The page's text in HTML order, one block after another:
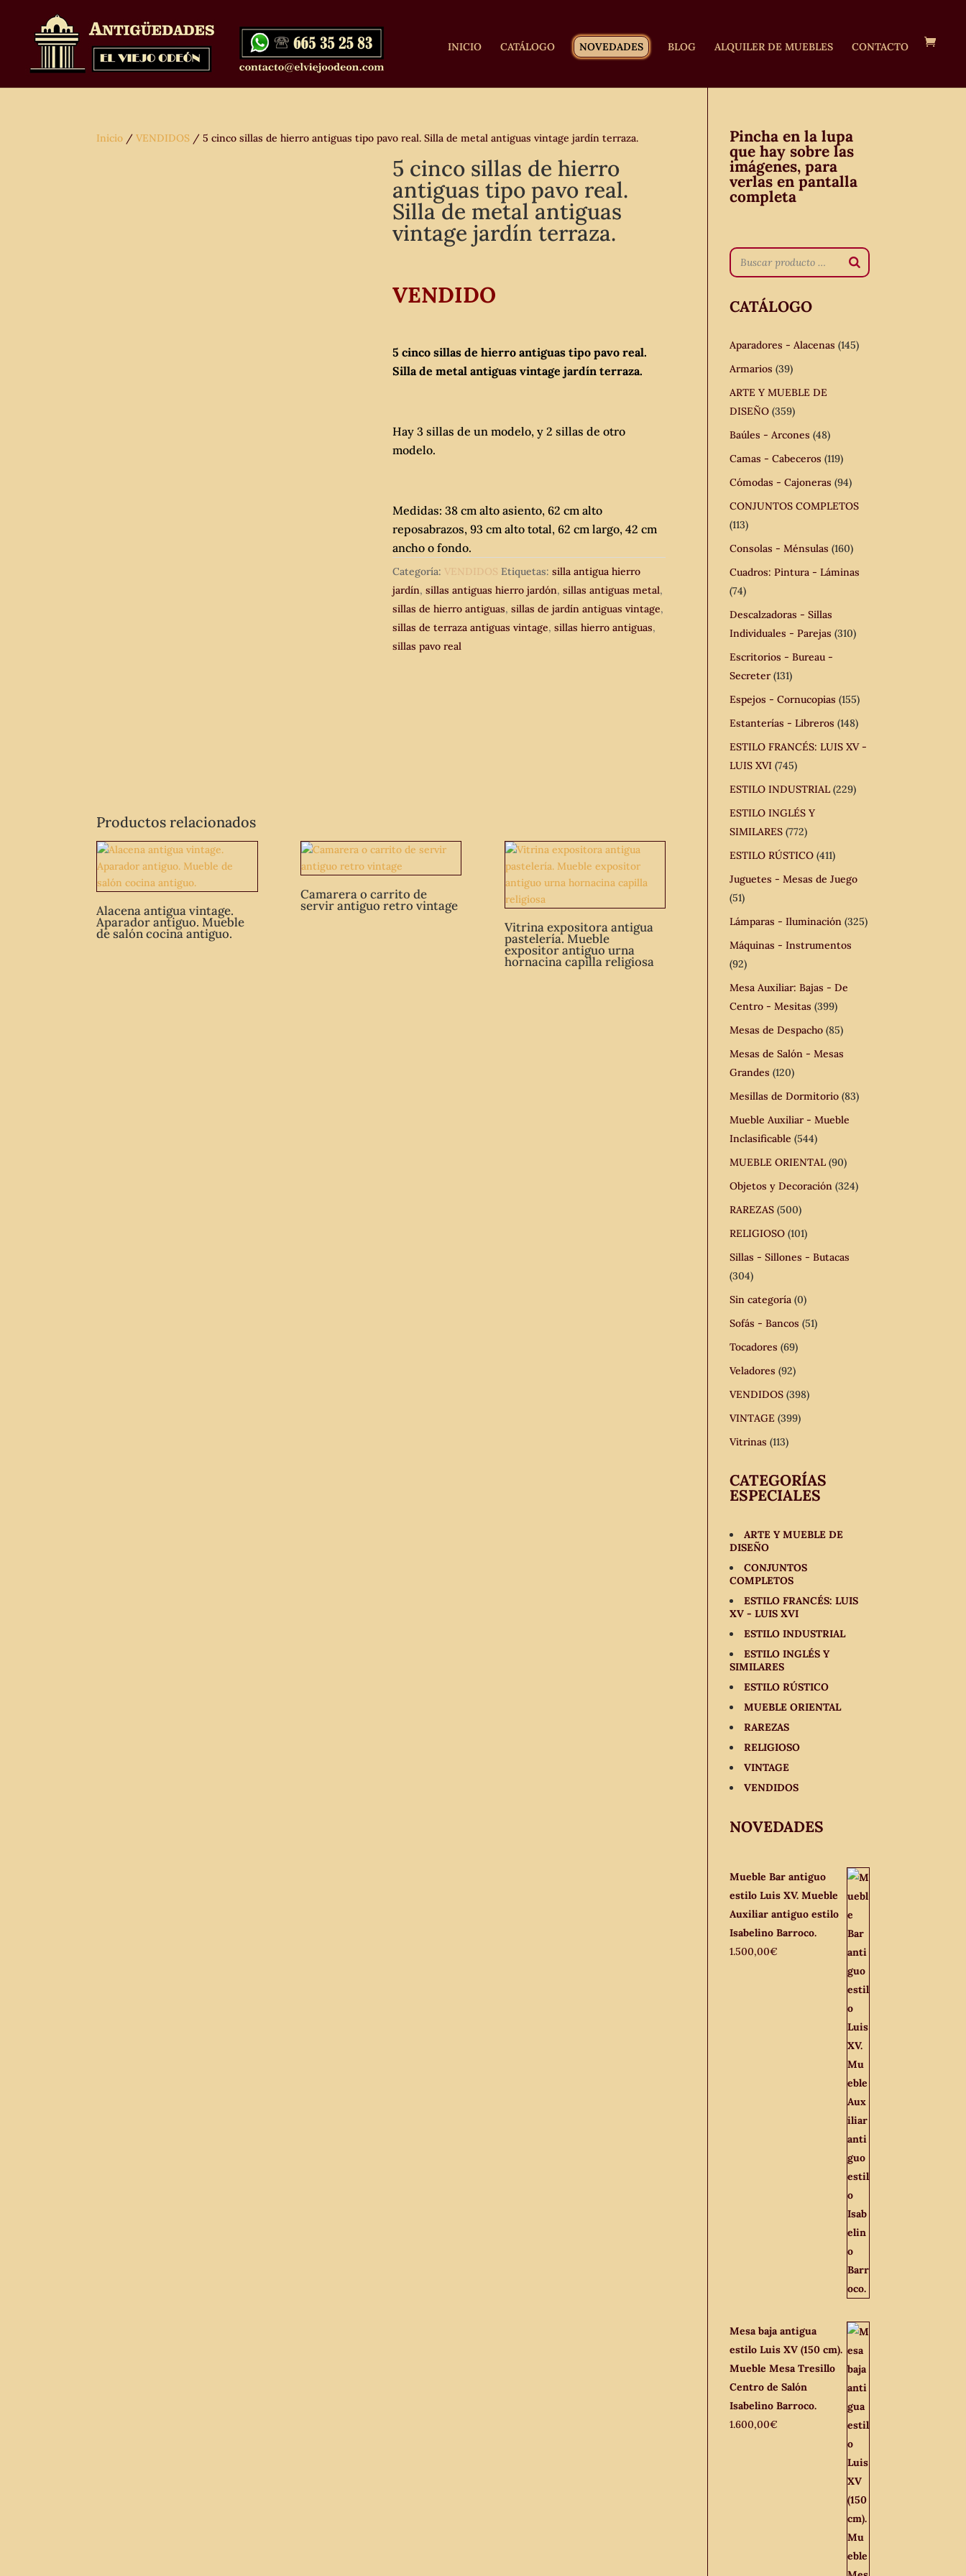
INICIO CATÁLOGO NOVEDADES BLOG ALQUILER DE MUEBLES CONTACTO
Inicio /VENDIDOS / 5 cinco sillas de hierro antiguas tipo pavo real. Silla de metal antiguas vintage jardín terraza.
5 cinco sillas de hierro
antiguas tipo pavo real.
Silla de metal antiguas
vintage jardín terraza.
VENDIDO
5 cinco sillas de hierro antiguas tipo pavo real.
Silla de metal antiguas vintage jardín terraza.
Hay 3 sillas de un modelo, y 2 sillas de otro
modelo.
Medidas: 38 cm alto asiento, 62 cm alto
reposabrazos, 93 cm alto total, 62 cm largo, 42 cm
ancho o fondo.
Categoría: VENDIDOS Etiquetas:silla antigua hierro
jardín,sillas antiguas hierro jardón,sillas antiguas metal,
sillas de hierro antiguas,sillas de jardín antiguas vintage,
sillas de terraza antiguas vintage,sillas hierro antiguas,
sillas pavo real
Productos relacionados
Alacena antigua vintage.
Aparador antiguo. Mueble
de salón cocina antiguo.
Camarera o carrito de
servir antiguo retro vintage
Vitrina expositora antigua
pastelería. Mueble
expositor antiguo urna
hornacina capilla religiosa
Pincha en la lupa
que hay sobre las
imágenes, para
verlas en pantalla
completa
CATÁLOGO
Aparadores - Alacenas (145)
Armarios (39)
ARTE Y MUEBLE DE
DISEÑO (359)
Baúles - Arcones (48)
Camas - Cabeceros (119)
Cómodas - Cajoneras (94)
CONJUNTOS COMPLETOS
(113)
Consolas - Ménsulas (160)
Cuadros: Pintura - Láminas
(74)
Descalzadoras - Sillas
Individuales - Parejas (310)
Escritorios - Bureau -
Secreter (131)
Espejos - Cornucopias (155)
Estanterías - Libreros (148)
ESTILO FRANCÉS: LUIS XV -
LUIS XVI (745)
ESTILO INDUSTRIAL (229)
ESTILO INGLÉS Y
SIMILARES (772)
ESTILO RÚSTICO (411)
Juguetes - Mesas de Juego
(51)
Lámparas - Iluminación (325)
Máquinas - Instrumentos
(92)
Mesa Auxiliar: Bajas - De
Centro - Mesitas (399)
Mesas de Despacho (85)
Mesas de Salón - Mesas
Grandes (120)
Mesillas de Dormitorio (83)
Mueble Auxiliar - Mueble
Inclasificable (544)
MUEBLE ORIENTAL (90)
Objetos y Decoración (324)
RAREZAS (500)
RELIGIOSO (101)
Sillas - Sillones - Butacas
(304)
Sin categoría (0)
Sofás - Bancos (51)
Tocadores (69)
Veladores (92)
VENDIDOS (398)
VINTAGE (399)
Vitrinas (113)
CATEGORÍAS
ESPECIALES
ARTE Y MUEBLE DE
DISEÑO
CONJUNTOS
COMPLETOS
ESTILO FRANCÉS: LUIS
XV - LUIS XVI
ESTILO INDUSTRIAL
ESTILO INGLÉS Y
SIMILARES
ESTILO RÚSTICO
MUEBLE ORIENTAL
RAREZAS
RELIGIOSO
VINTAGE
VENDIDOS
NOVEDADES
Mueble Bar antiguo
estilo Luis XV. Mueble
Auxiliar antiguo estilo
Isabelino Barroco.
1.500,00€
Mesa baja antigua
estilo Luis XV (150 cm).
Mueble Mesa Tresillo
Centro de Salón
Isabelino Barroco.
1.600,00€